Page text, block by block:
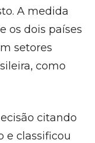
A medida
os dois países
setores
como
citando
e classificou